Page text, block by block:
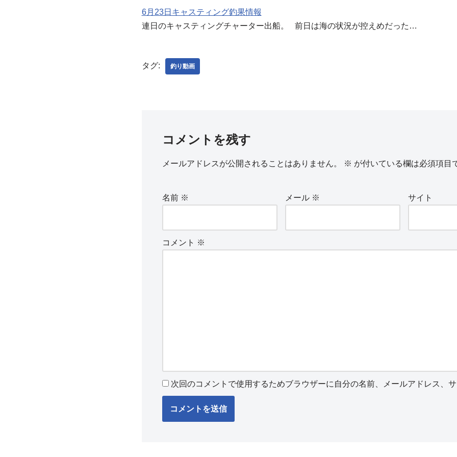
6月23日キャスティング釣果情報
連日のキャスティングチャーター出船。 前日は海の状況が控えめだった…
タグ: 釣り動画
コメントを残す
メールアドレスが公開されることはありません。 ※ が付いている欄は必須項目
名前 ※ メール ※ サイト
コメント ※
次回のコメントで使用するためブラウザーに自分の名前、メールアドレス、